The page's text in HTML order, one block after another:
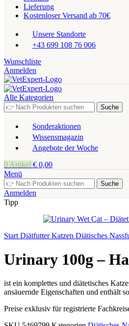
Lieferung
Kostenloser Versand ab 70€
Unsere Standorte
+43 699 108 76 006
Wunschliste
Anmelden
Alle Kategorien
Suche
Sonderaktionen
Wissensmagazin
Angebote der Woche
0 Artikel € 0,00
Menü
Suche
Anmelden
Tipp
Start DiätfutterKatzen Diätisches
Urinary 100g –
ist ein komplettes und diätetisches
ansäuernde Eigenschaften und enthält
Preise exklusiv für registrierte